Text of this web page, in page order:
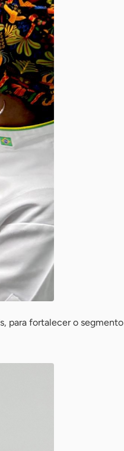
para fortalecer o segmento